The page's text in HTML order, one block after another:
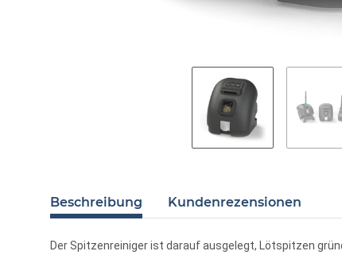
Beschreibung Kundenrezensionen
Der Spitzenreiniger ist darauf ausgelegt, Lötspitzen